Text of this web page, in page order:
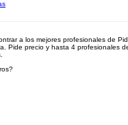
a los mejores profesionales de
Pide precio y hasta 4 profesionales